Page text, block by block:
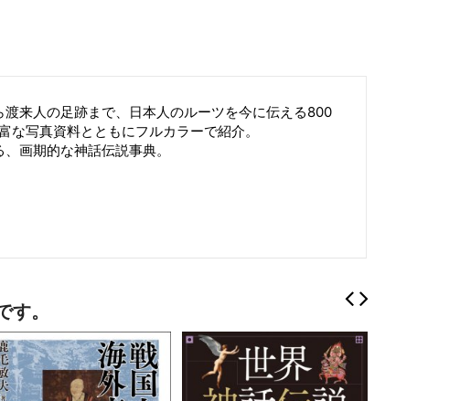
来人の足跡まで、日本人のルーツを今に伝える800
な写真資料とともにフルカラーで紹介。
画期的な神話伝説事典。
。